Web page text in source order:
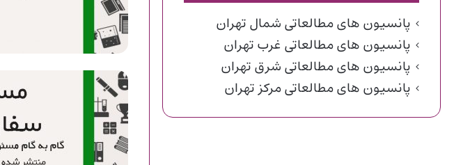
پانسیون های مطالعاتی شمال تهران
پانسیون های مطالعاتی غرب تهران
پانسیون های مطالعاتی شرق تهران
پانسیون های مطالعاتی مرکز تهران